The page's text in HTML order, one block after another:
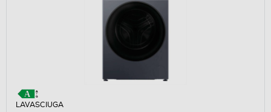
LAVASCIUGA